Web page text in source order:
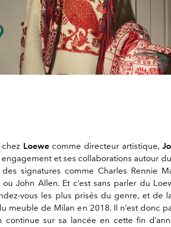
Loewe comme directeur artistique,
et ses collaborations autour
des signatures comme Charles Rennie
ou John Allen. Et c’est sans parler du
vous les plus prisés du genre, et de
meuble de Milan en 2018. Il n’est donc
continue sur sa lancée en cette fin